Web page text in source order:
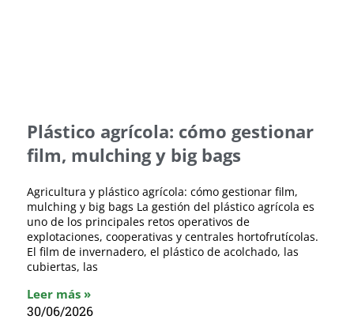
Plástico agrícola: cómo gestionar
film, mulching y big bags
Agricultura y plástico agrícola: cómo gestionar film,
mulching y big bags La gestión del plástico agrícola es
uno de los principales retos operativos de
explotaciones, cooperativas y centrales hortofrutícolas.
El film de invernadero, el plástico de acolchado, las
cubiertas, las
Leer más »
30/06/2026